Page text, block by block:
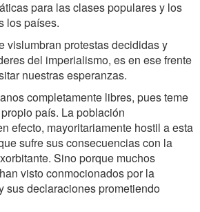
para las clases populares y los
los países.
vislumbran protestas decididas y
del imperialismo, es en ese frente
nuestras esperanzas.
completamente libres, pues teme
país. La población
efecto, mayoritariamente hostil a esta
sufre sus consecuencias con la
Sino porque muchos
visto conmocionados por la
sus declaraciones prometiendo